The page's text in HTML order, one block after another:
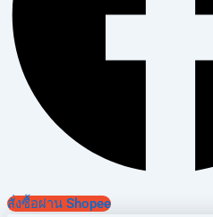
สั่งซื้อผ่าน Shopee